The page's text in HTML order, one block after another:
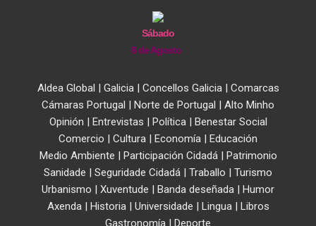
Sábado
8 de Agosto
Aldea Global | Galicia | Concellos Galicia | Comarcas
Cámaras Portugal | Norte de Portugal | Alto Minho
Opinión | Entrevistas | Política | Benestar Social
Comercio | Cultura | Economía | Educación
Medio Ambiente | Participación Cidadá | Patrimonio
Sanidade | Seguridade Cidadá | Traballo | Turismo
Urbanismo | Xuventude | Banda deseñada | Humor
Axenda | Historia | Universidade | Lingua | Libros
Gastronomía | Deporte